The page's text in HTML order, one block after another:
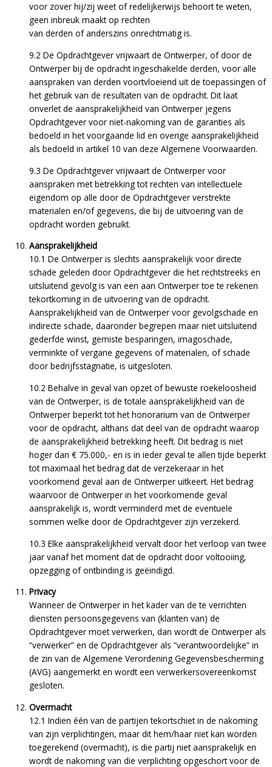
voor zover hij/zij weet of redelijkerwijs behoort te weten,
geen inbreuk maakt op rechten
van derden of anderszins onrechtmatig is.
9.2 De Opdrachtgever vrijwaart de Ontwerper, of door de
Ontwerper bij de opdracht ingeschakelde derden, voor alle
aanspraken van derden voortvloeiend uit de toepassingen of
het gebruik van de resultaten van de opdracht. Dit laat
onverlet de aansprakelijkheid van Ontwerper jegens
Opdrachtgever voor niet-nakoming van de garanties als
bedoeld in het voorgaande lid en overige aansprakelijkheid
als bedoeld in artikel 10 van deze Algemene Voorwaarden.
9.3 De Opdrachtgever vrijwaart de Ontwerper voor
aanspraken met betrekking tot rechten van intellectuele
eigendom op alle door de Opdrachtgever verstrekte
materialen en/of gegevens, die bij de uitvoering van de
opdracht worden gebruikt.
Aansprakelijkheid
10.1 De Ontwerper is slechts aansprakelijk voor directe
schade geleden door Opdrachtgever die het rechtstreeks en
uitsluitend gevolg is van een aan Ontwerper toe te rekenen
tekortkoming in de uitvoering van de opdracht.
Aansprakelijkheid van de Ontwerper voor gevolgschade en
indirecte schade, daaronder begrepen maar niet uitsluitend
gederfde winst, gemiste besparingen, imagoschade,
verminkte of vergane gegevens of materialen, of schade
door bedrijfsstagnatie, is uitgesloten.
10.2 Behalve in geval van opzet of bewuste roekeloosheid
van de Ontwerper, is de totale aansprakelijkheid van de
Ontwerper beperkt tot het honorarium van de Ontwerper
voor de opdracht, althans dat deel van de opdracht waarop
de aansprakelijkheid betrekking heeft. Dit bedrag is niet
hoger dan € 75.000,- en is in ieder geval te allen tijde beperkt
tot maximaal het bedrag dat de verzekeraar in het
voorkomend geval aan de Ontwerper uitkeert. Het bedrag
waarvoor de Ontwerper in het voorkomende geval
aansprakelijk is, wordt verminderd met de eventuele
sommen welke door de Opdrachtgever zijn verzekerd.
10.3 Elke aansprakelijkheid vervalt door het verloop van twee
jaar vanaf het moment dat de opdracht door voltooiing,
opzegging of ontbinding is geëindigd.
Privacy
Wanneer de Ontwerper in het kader van de te verrichten
diensten persoonsgegevens van (klanten van) de
Opdrachtgever moet verwerken, dan wordt de Ontwerper als
“verwerker” en de Opdrachtgever als “verantwoordelijke” in
de zin van de Algemene Verordening Gegevensbescherming
(AVG) aangemerkt en wordt een verwerkersovereenkomst
gesloten.
Overmacht
12.1 Indien één van de partijen tekortschiet in de nakoming
van zijn verplichtingen, maar dit hem/haar niet kan worden
toegerekend (overmacht), is die partij niet aansprakelijk en
wordt de nakoming van die verplichting opgeschort voor de